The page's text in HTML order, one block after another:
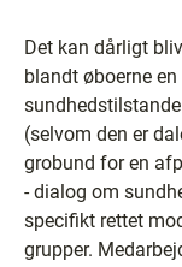
Det kan dårligt
blandt øboerne
(selvom den er
grobund for en
- dialog om
specifikt rettet
grupper.